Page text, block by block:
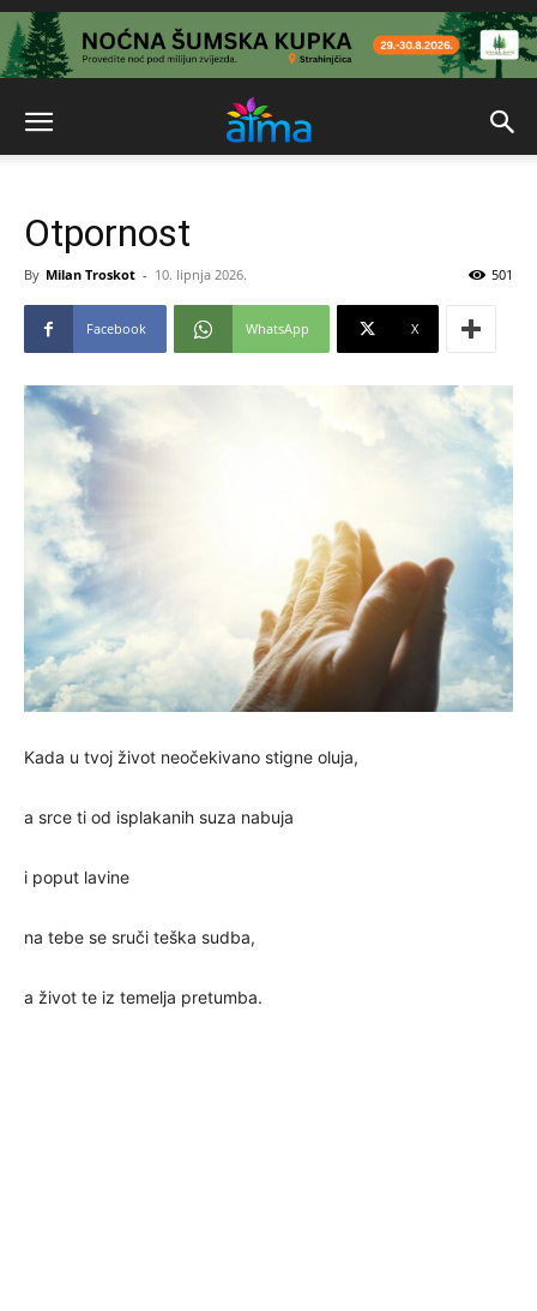
Otpornost
By Milan Troskot - 10. lipnja 2026. 501
Facebook WhatsApp X
Kada u tvoj život neočekivano stigne oluja,
a srce ti od isplakanih suza nabuja
i poput lavine
na tebe se sruči teška sudba,
a život te iz temelja pretumba.